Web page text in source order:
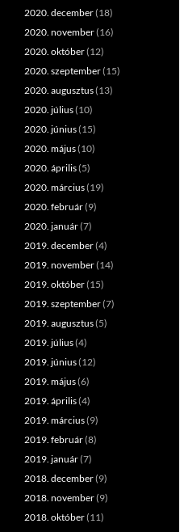
2020. december(18)
2020. november(16)
2020. október(12)
2020. szeptember(15)
2020. augusztus(13)
2020. július(10)
2020. június(15)
2020. május(10)
2020. április(5)
2020. március(19)
2020. február(9)
2020. január(7)
2019. december(4)
2019. november(14)
2019. október(15)
2019. szeptember(7)
2019. augusztus(5)
2019. július(4)
2019. június(12)
2019. május(6)
2019. április(4)
2019. március(9)
2019. február(8)
2019. január(7)
2018. december(9)
2018. november(9)
2018. október(11)